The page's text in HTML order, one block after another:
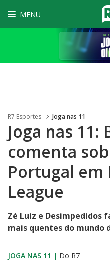
MENU
R7 Esportes Joga nas 11
Joga nas 11:
comenta
Portugal em
League
Zé Luiz e Desimpedidos
mais quentes do mundo
JOGA NAS 11 | Do R7